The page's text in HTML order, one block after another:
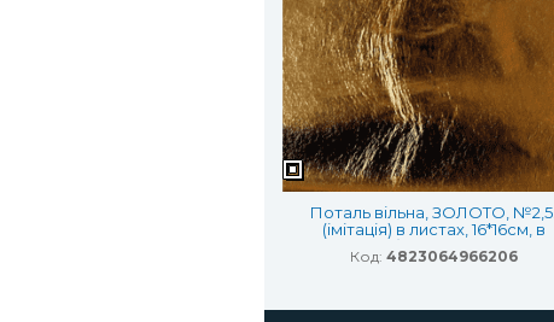
Поталь вільна, ЗОЛОТО, №2,5.
(імітація) в листах, 16*16см, в
карт.буклеті, 20лист.
Код: 4823064966206